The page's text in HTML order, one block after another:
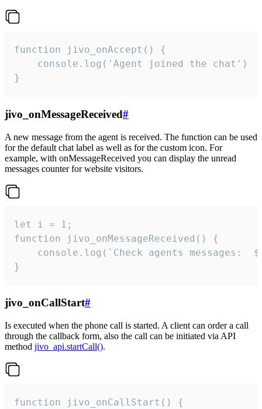
function jivo_onAccept() {
}
jivo_onMessageReceived#
A new message from the agent is received. The function can be used
for the default chat label as well as for the custom icon. For
example, with onMessageReceived you can display the unread
messages counter for website visitors.
let i = 1;
function jivo_onMessageReceived() {
}
jivo_onCallStart#
Is executed when the phone call is started. A client can order a call
through the callback form, also the call can be initiated via API
method jivo_api.startCall().
function jivo_onCallStart() {